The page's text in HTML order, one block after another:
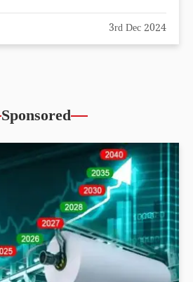
3rd Dec 2024
Sponsored